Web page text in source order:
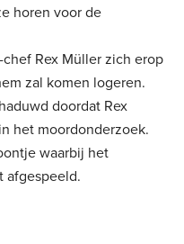
horen voor de
Rex Müller zich erop
zal komen logeren.
doordat Rex
het moordonderzoek.
waarbij het
afgespeeld.